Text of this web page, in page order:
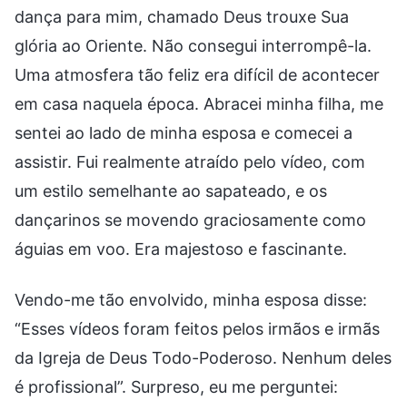
dança para mim, chamado Deus trouxe Sua
glória ao Oriente. Não consegui interrompê-la.
Uma atmosfera tão feliz era difícil de acontecer
em casa naquela época. Abracei minha filha, me
sentei ao lado de minha esposa e comecei a
assistir. Fui realmente atraído pelo vídeo, com
um estilo semelhante ao sapateado, e os
dançarinos se movendo graciosamente como
águias em voo. Era majestoso e fascinante.
Vendo-me tão envolvido, minha esposa disse:
“Esses vídeos foram feitos pelos irmãos e irmãs
da Igreja de Deus Todo-Poderoso. Nenhum deles
é profissional”. Surpreso, eu me perguntei: